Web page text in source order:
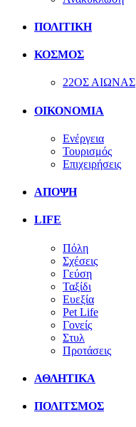
ΠΟΛΙΤΙΚΗ
ΚΟΣΜΟΣ
22ΟΣ ΑΙΩΝΑΣ
ΟΙΚΟΝΟΜΙΑ
Ενέργεια
Τουρισμός
Επιχειρήσεις
ΑΠΟΨΗ
LIFE
Πόλη
Σχέσεις
Γεύση
Ταξίδι
Ευεξία
Pet Life
Γονείς
Στυλ
Προτάσεις
ΑΘΛΗΤΙΚΑ
ΠΟΛΙΤΣΜΟΣ